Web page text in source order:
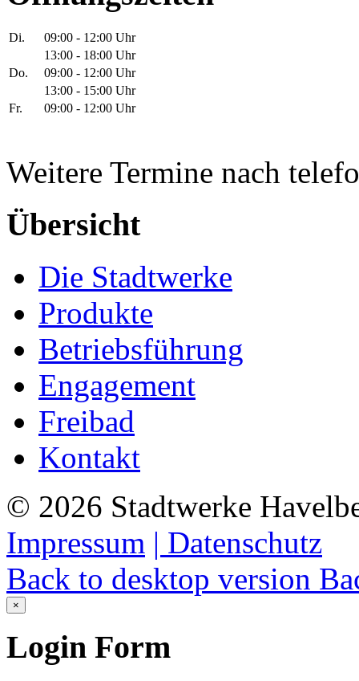
Di.
09:00 - 12:00 Uhr
13:00 - 18:00 Uhr
Do.
09:00 - 12:00 Uhr
13:00 - 15:00 Uhr
Fr.
09:00 - 12:00 Uhr
Weitere Termine nach
Übersicht
Die Stadtwerke
Produkte
Betriebsführung
Engagement
Freibad
Kontakt
© 2026 Stadtwerke
Impressum | Datenschutz
Back to desktop version
×
Login Form